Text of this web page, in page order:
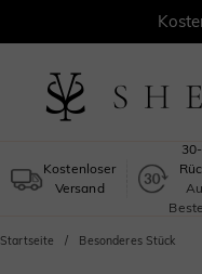
Kostenloser
Versand
Startseite Besonderes Stück